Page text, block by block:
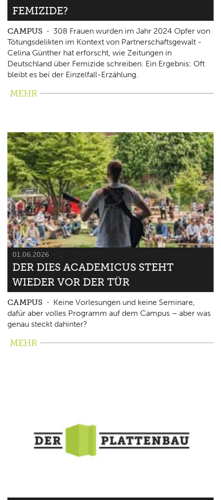
FEMIZIDE?
CAMPUS
308 Frauen wurden im Jahr 2024 Opfer von
Tötungsdelikten im Kontext von Partnerschaftsgewalt -
Celina Günther hat erforscht, wie Zeitungen in
Deutschland über Femizide schreiben. Ein Ergebnis: Oft
bleibt es bei der Einzelfall-Erzählung.
MEHR
01.06.2026 .
DER DIES ACADEMICUS STEHT
WIEDER VOR DER TÜR
CAMPUS
Keine Vorlesungen und keine Seminare,
dafür aber volles Programm auf dem Campus – aber was
genau steckt dahinter?
MEHR